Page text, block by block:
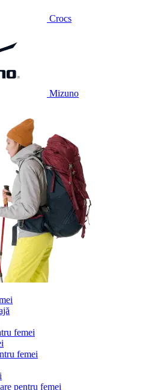
Crocs
Mizuno
femei
femei
pentru femei